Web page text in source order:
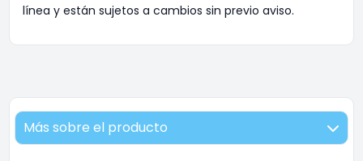
línea y están sujetos a cambios sin previo aviso.
Más sobre el producto